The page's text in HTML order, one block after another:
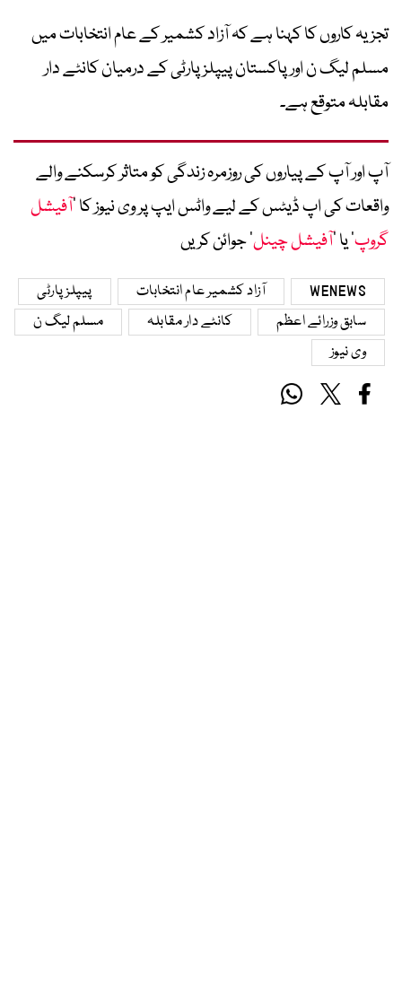
تجزیہ کاروں کا کہنا ہے کہ آزاد کشمیر کے عام انتخابات میں
مسلم لیگ ن اور پاکستان پیپلز پارٹی کے درمیان کانٹے دار
مقابلہ متوقع ہے۔
آپ اور آپ کے پیاروں کی روزمرہ زندگی کو متاثر کرسکنے والے
واقعات کی اپ ڈیٹس کے لیے واٹس ایپ پر وی نیوز کا ’آفیشل
گروپ‘ یا ’آفیشل چینل‘ جوائن کریں
WENEWS آزاد کشمیر عام انتخابات
پیپلز پارٹی
سابق وزرائے اعظم
کانٹے دار مقابلہ
مسلم لیگ ن
وی نیوز